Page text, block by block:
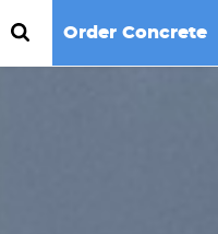
Order Concrete